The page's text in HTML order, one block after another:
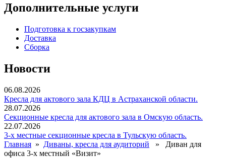
Дополнительные услуги
Подготовка к госзакупкам
Доставка
Сборка
Новости
06.08.2026
Кресла для актового зала КДЦ в Астраханской области.
28.07.2026
Секционные кресла для актового зала в Омскую область.
22.07.2026
3-х местные секционные кресла в Тульскую область.
Главная » Диваны, кресла для аудиторий » Диван для
офиса 3-х местный «Визит»